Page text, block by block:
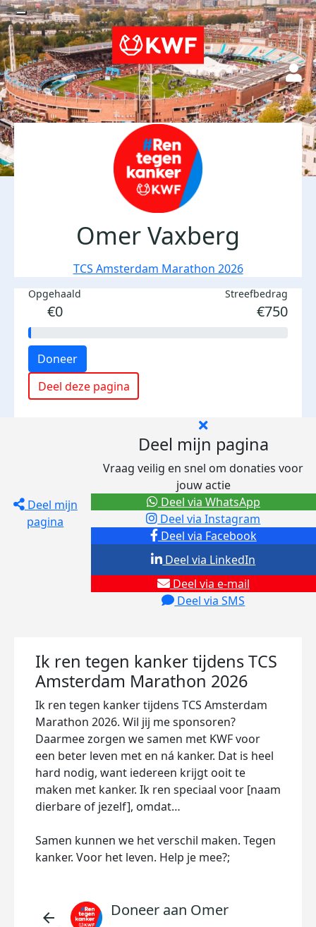
Omer Vaxberg
TCS Amsterdam Marathon 2026
Opgehaald
€0
Streefbedrag
€750
Doneer
Deel deze pagina
Deel mijn
pagina
Deel mijn pagina
Vraag veilig en snel om donaties voor
jouw actie
Deel via Facebook
Deel via Instagram
Deel via e-mail
Deel via SMS
Deel via LinkedIn
Deel via WhatsApp
Ik ren tegen kanker tijdens TCS
Amsterdam Marathon 2026
Ik ren tegen kanker tijdens TCS Amsterdam
Marathon 2026. Wil jij me sponsoren?
Daarmee zorgen we samen met KWF voor
een beter leven met en ná kanker. Dat is heel
hard nodig, want iedereen krijgt ooit te
maken met kanker. Ik ren speciaal voor [naam
dierbare of jezelf], omdat…
Samen kunnen we het verschil maken. Tegen
kanker. Voor het leven. Help je mee?;
arrow_back Doneer aan Omer